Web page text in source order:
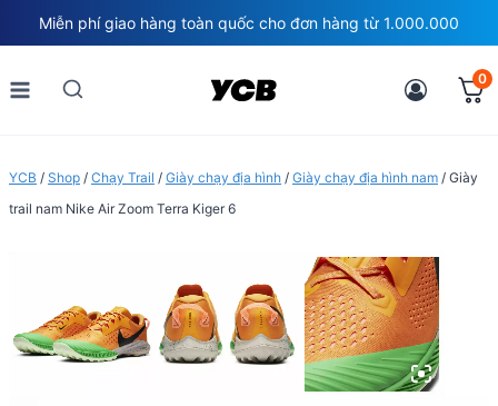
to
content
Miễn phí giao hàng toàn quốc cho đơn hàng từ 1.000.000
0
YCB / Shop / Chạy Trail / Giày chạy địa hình / Giày chạy địa hình nam / Giày
trail nam Nike Air Zoom Terra Kiger 6